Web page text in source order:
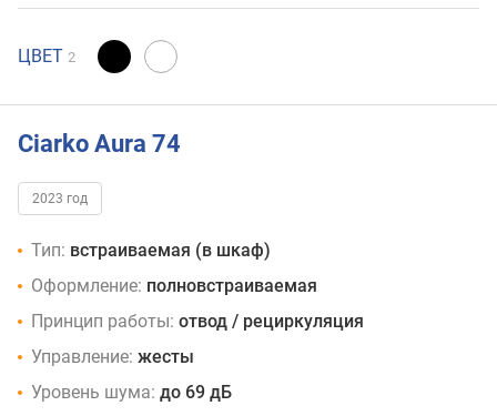
ЦВЕТ 2
Ciarko Aura 74
2023 год
Тип: встраиваемая (в шкаф)
Оформление: полновстраиваемая
Принцип работы: отвод / рециркуляция
Управление: жесты
Уровень шума: до 69 дБ